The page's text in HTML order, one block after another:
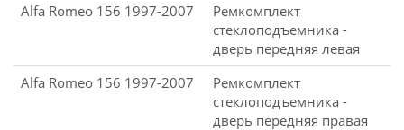
Alfa Romeo 156 1997-2007
Ремкомплект
стеклоподъемника -
дверь передняя левая
Alfa Romeo 156 1997-2007
Ремкомплект
стеклоподъемника -
дверь передняя правая